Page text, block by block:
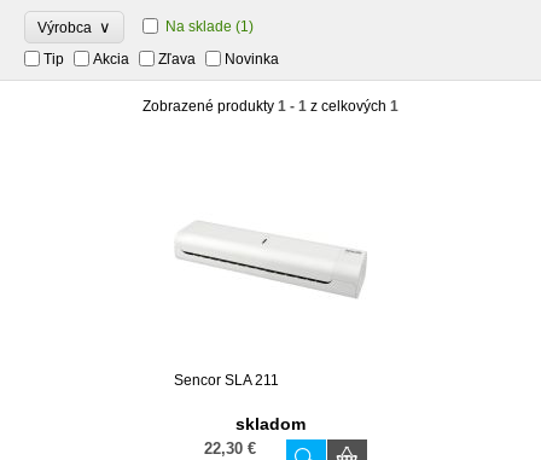
Výrobca ∨ Na sklade (1)
Tip
Akcia Zľava Novinka
Zobrazené produkty 1 - 1 z celkových 1
Sencor SLA 211
skladom
22,30 €